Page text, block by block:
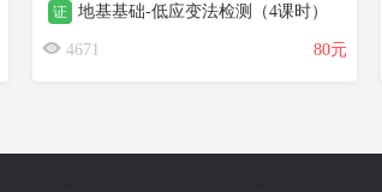
证 地基基础-低应变法检测（4课时）
4671 80元